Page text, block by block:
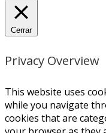
Cerrar
Privacy Overview
This website uses
while you navigate
cookies that are